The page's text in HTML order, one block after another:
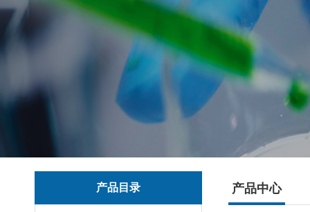
产品目录 产品中心